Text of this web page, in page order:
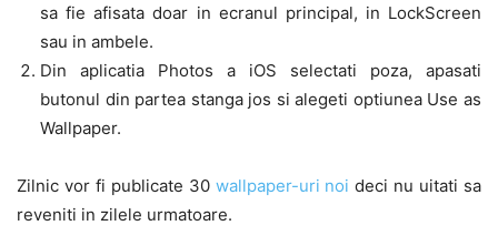
sa fie afisata doar in ecranul principal, in LockScreen
sau in ambele.
Din aplicatia Photos a iOS selectati poza, apasati
butonul din partea stanga jos si alegeti optiunea Use as
Wallpaper.
Zilnic vor fi publicate 30 wallpaper-uri noi deci nu uitati sa
reveniti in zilele urmatoare.